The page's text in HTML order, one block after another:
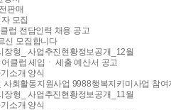
판매
모집
럽 전담인력 채용 공고
신 모집합니다
장형_ 사업추진현황정보공개_12월
클럽 세입ㆍ 세출 예산서 공고
소개 양식
사회활동지원사업 9988행복지키미사업 참여
장형_ 사업추진현황정보공개_11월
소개 양식